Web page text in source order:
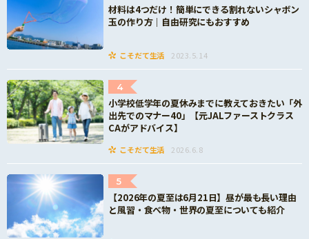
材料は4つだけ！簡単にできる割れないシャボン
玉の作り方｜自由研究にもおすすめ
こそだて生活 2023.5.14
4
小学校低学年の夏休みまでに教えておきたい「外
出先でのマナー40」【元JALファーストクラス
CAがアドバイス】
こそだて生活 2026.6.8
5
【2026年の夏至は6月21日】昼が最も長い理由
と風習・食べ物・世界の夏至についても紹介